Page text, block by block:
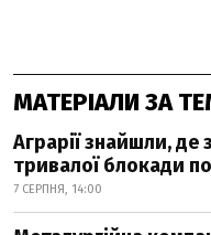
МАТЕРІАЛИ ЗА
Аграрії знайшли, де
тривалої блокади
7 СЕРПНЯ, 14:00